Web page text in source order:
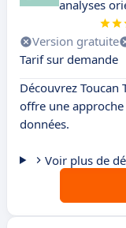
analyses
Version gratuite
Tarif sur demande
Découvrez Toucan
offre une
données.
Voir plus de